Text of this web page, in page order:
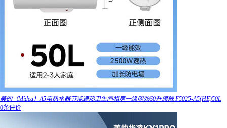
美的（Midea）A5电热水器节能速热卫生间租房一级能效60升旗舰 F5025-A5(HE)50L
0条评价